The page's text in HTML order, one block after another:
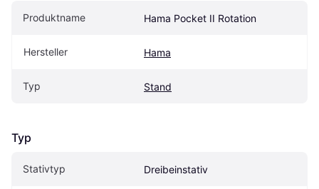
Produktname Hama Pocket II Rotation
Hersteller Hama
Typ Stand
Typ
Stativtyp Dreibeinstativ